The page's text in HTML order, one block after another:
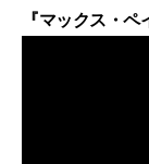
『マックス・